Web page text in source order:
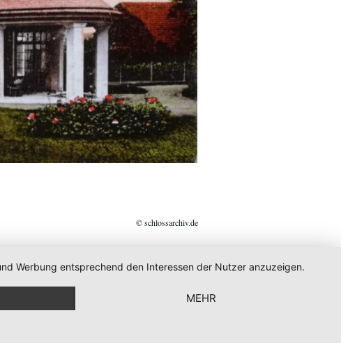
© schlossarchiv.de
Werbung entsprechend den Interessen der Nutzer anzuzeigen.
MEHR